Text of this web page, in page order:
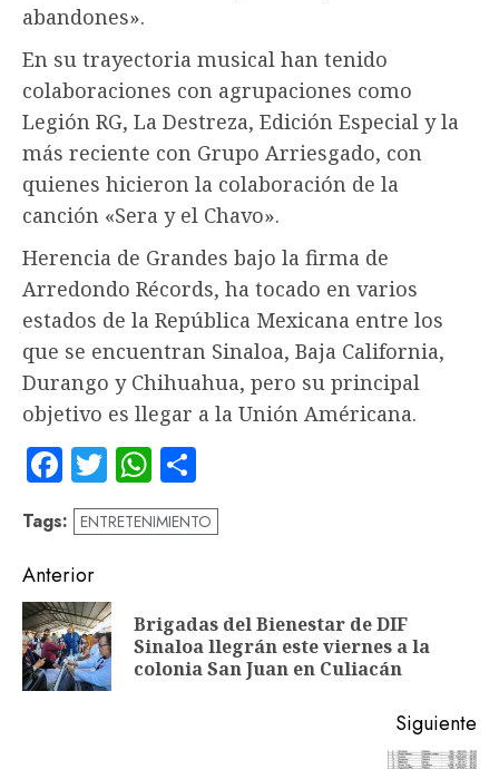
abandones».
En su trayectoria musical han tenido
colaboraciones con agrupaciones como
Legión RG, La Destreza, Edición Especial y la
más reciente con Grupo Arriesgado, con
quienes hicieron la colaboración de la
canción «Sera y el Chavo».
Herencia de Grandes bajo la firma de
Arredondo Récords, ha tocado en varios
estados de la República Mexicana entre los
que se encuentran Sinaloa, Baja California,
Durango y Chihuahua, pero su principal
objetivo es llegar a la Unión Américana.
Facebook
TwitterWhatsApp
Tags: ENTRETENIMIENTO
Navegación
de
entradas
Anterior
Brigadas del Bienestar de DIF
Sinaloa llegrán este viernes a la
colonia San Juan en Culiacán
Siguiente